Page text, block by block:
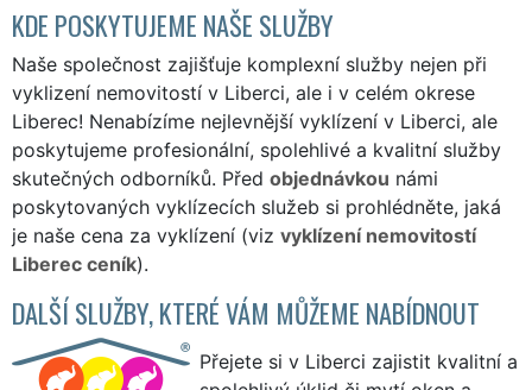
KDE POSKYTUJEME NAŠE SLUŽBY
Naše společnost zajišťuje komplexní služby nejen při
vyklizení nemovitostí v Liberci, ale i v celém okrese
Liberec! Nenabízíme nejlevnější vyklízení v Liberci, ale
poskytujeme profesionální, spolehlivé a kvalitní služby
skutečných odborníků. Před objednávkou námi
poskytovaných vyklízecích služeb si prohlédněte, jaká
je naše cena za vyklízení (viz vyklízení nemovitostí
Liberec ceník).
DALŠÍ SLUŽBY, KTERÉ VÁM MŮŽEME NABÍDNOUT
Přejete si v Liberci zajistit kvalitní a